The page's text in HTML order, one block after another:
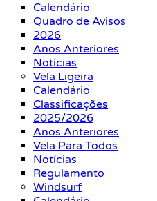
Calendário
Quadro de Avisos
2026
Anos Anteriores
Notícias
Vela Ligeira
Calendário
Classificações
2025/2026
Anos Anteriores
Vela Para Todos
Notícias
Regulamento
Windsurf